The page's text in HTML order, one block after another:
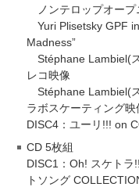
ノンテロップオープ
Yuri Plisetsky GPF
Madness”
Stéphane Lambiel(
レコ映像
Stéphane Lambiel(
ラボスケーティング
DISC4：ユーリ!!! on
CD 5枚組
DISC1：Oh! スケトラ
トソング